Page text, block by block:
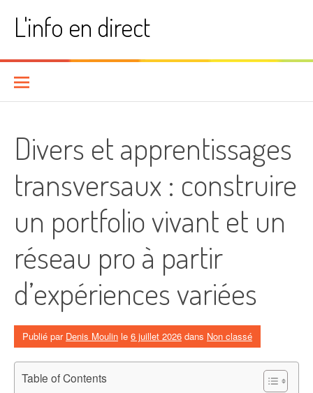
contenuL'info en direct
Divers et apprentissages
transversaux : construire
un portfolio vivant et un
réseau pro à partir
d’expériences variées
Publié par Denis Moulin le 6 juillet 2026 dans Non classé
Table of Contents